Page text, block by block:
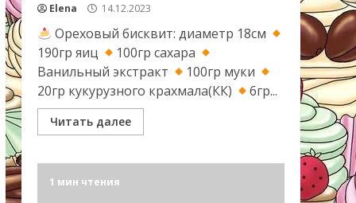
Elena 14.12.2023
Ореховый бисквит: диаметр 18см
190гр яиц
100гр сахара
Ванильный экстракт
100гр муки
20гр кукурузного крахмала(КК)
6гр...
Читать далее
1 мин чтения